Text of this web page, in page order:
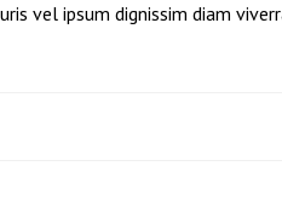
vel ipsum dignissim diam